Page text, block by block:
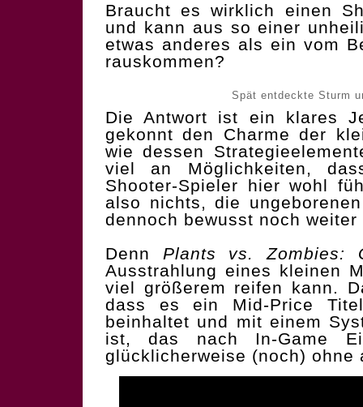
Braucht es wirklich einen
und kann aus so einer
etwas anderes als ein vom
rauskommen?
Spät entdeckte Sturm
Die Antwort ist ein klares
gekonnt den Charme der
wie dessen
viel an Möglichkeiten,
Shooter-Spieler hier wohl
also nichts, die
dennoch bewusst noch
Denn Plants vs. Zombies:
Ausstrahlung eines kleinen
viel größerem reifen kann.
dass es ein Mid-Price
beinhaltet und mit einem
ist, das nach In-Game
glücklicherweise (noch) ohne